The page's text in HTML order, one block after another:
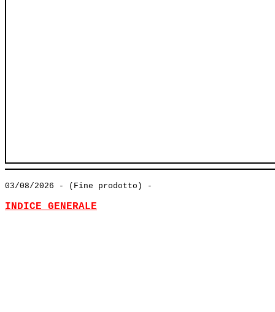
03/08/2026 - (Fine prodotto) -
INDICE GENERALE